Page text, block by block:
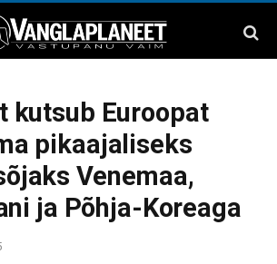
kutsub Euroopat
pikaajaliseks
Venemaa,
ja Põhja-Koreaga